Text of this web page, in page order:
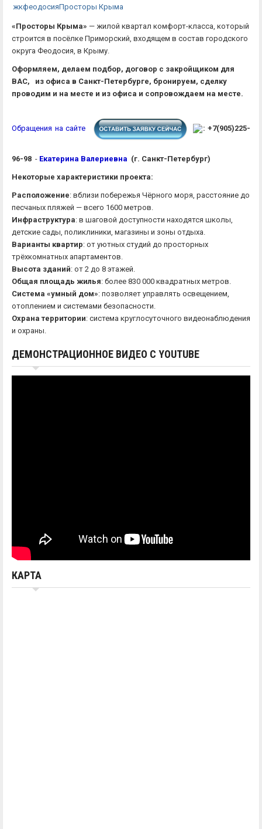
жкфеодосияПросторы Крыма
«Просторы Крыма» — жилой квартал комфорт-класса, который
строится в посёлке Приморский, входящем в состав городского
округа Феодосия, в Крыму.
Оформляем, делаем подбор, договор с закройщиком для
ВАС, из офиса в Санкт-Петербурге, бронируем, сделку
проводим и на месте и из офиса и сопровождаем на месте.
Обращения на сайте : +7(905)225-
96-98 - Екатерина Валериевна (г. Санкт-Петербург)
Некоторые характеристики проекта:
Расположение: вблизи побережья Чёрного моря, расстояние до
песчаных пляжей — всего 1600 метров.
Инфраструктура: в шаговой доступности находятся школы,
детские сады, поликлиники, магазины и зоны отдыха.
Варианты квартир: от уютных студий до просторных
трёхкомнатных апартаментов.
Высота зданий: от 2 до 8 этажей.
Общая площадь жилья: более 830 000 квадратных метров.
Система «умный дом»: позволяет управлять освещением,
отоплением и системами безопасности.
Охрана территории: система круглосуточного видеонаблюдения
и охраны.
ДЕМОНСТРАЦИОННОЕ ВИДЕО С YOUTUBE
КАРТА